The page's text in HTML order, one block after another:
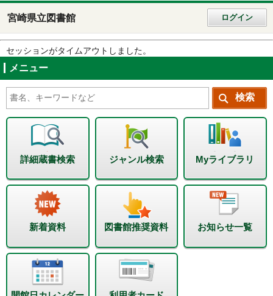
宮崎県立図書館 ログイン
セッションがタイムアウトしました。
メニュー
詳細蔵書検索 ジャンル検索 Myライブラリ
新着資料 図書館推奨資料 お知らせ一覧